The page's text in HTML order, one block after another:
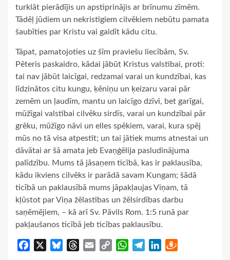
turklāt pierādījis un apstiprinājis ar brīnumu zīmēm.
Tādēļ jūdiem un nekristīgiem cilvēkiem nebūtu pamata
šaubīties par Kristu vai gaidīt kādu citu.
Tāpat, pamatojoties uz šīm praviešu liecībām, Sv.
Pēteris paskaidro, kādai jābūt Kristus valstībai, proti:
tai nav jābūt laicīgai, redzamai varai un kundzībai, kas
līdzinātos citu kungu, ķēniņu un ķeizaru varai pār
zemēm un ļaudīm, mantu un laicīgo dzīvi, bet garīgai,
mūžīgai valstībai cilvēku sirdīs, varai un kundzībai pār
grēku, mūžīgo nāvi un elles spēkiem, varai, kura spēj
mūs no tā visa atpestīt; un tai jātiek mums atnestai un
dāvātai ar šā amata jeb Evaņģēlija pasludinājuma
palīdzību. Mums tā jāsaņem ticībā, kas ir paklausība,
kādu ikviens cilvēks ir parādā savam Kungam; šādā
ticībā un paklausībā mums jāpakļaujas Viņam, tā
kļūstot par Viņa žēlastības un žēlsirdības darbu
saņēmējiem, – kā arī Sv. Pāvils Rom. 1:5 runā par
pakļaušanos ticībā jeb ticības paklausību.
Facebook BlueskyThreads
Email
Copy
WhatsApp
TelegramLinkedIn